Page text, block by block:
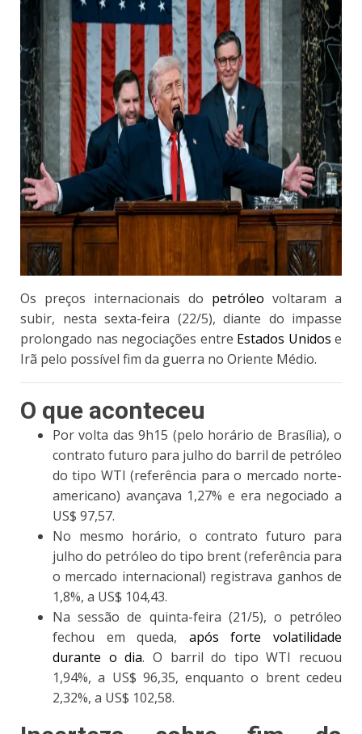
Os preços internacionais do petróleo voltaram a
subir, nesta sexta-feira (22/5), diante do impasse
prolongado nas negociações entre Estados Unidos e
Irã pelo possível fim da guerra no Oriente Médio.
O que aconteceu
Por volta das 9h15 (pelo horário de Brasília), o
contrato futuro para julho do barril de petróleo
do tipo WTI (referência para o mercado norte-
americano) avançava 1,27% e era negociado a
US$ 97,57.
No mesmo horário, o contrato futuro para
julho do petróleo do tipo brent (referência para
o mercado internacional) registrava ganhos de
1,8%, a US$ 104,43.
Na sessão de quinta-feira (21/5), o petróleo
fechou em queda, após forte volatilidade
durante o dia. O barril do tipo WTI recuou
1,94%, a US$ 96,35, enquanto o brent cedeu
2,32%, a US$ 102,58.